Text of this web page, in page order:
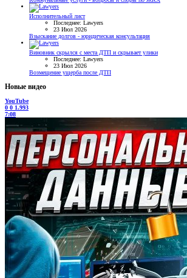
Исполнительный лист
Последнее: Lawyers
23 Июл 2026
Взыскание долгов - юридическая консультация
Виновник скрылся с места ДТП и скрывает улики
Последнее: Lawyers
23 Июл 2026
Возмещение ущерба после ДТП
Новые видео
YouTube
0 0 1.993
7:08